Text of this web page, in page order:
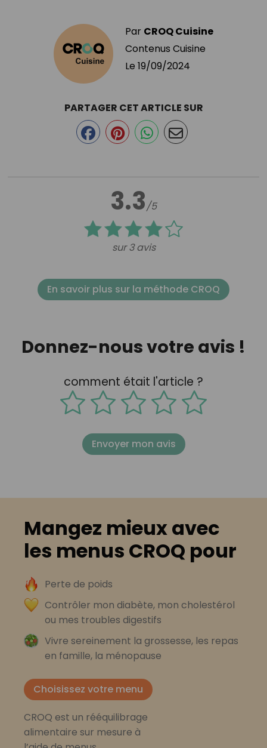
Par CROQ Cuisine
Contenus Cuisine
Le 19/09/2024
3.3/5
sur 3 avis
PARTAGER CET ARTICLE SUR
En savoir plus sur la méthode CROQ
Donnez-nous votre avis !
comment était l'article ?
Envoyer mon avis
Mangez mieux avec
les menus CROQ pour
Perte de poids
Contrôler mon diabète, mon cholestérol
ou mes troubles digestifs
Vivre sereinement la grossesse, les repas
en famille, la ménopause
Choisissez votre menu
CROQ est un rééquilibrage
alimentaire sur mesure à